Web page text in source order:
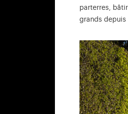
parterres, bâtir
grands depuis